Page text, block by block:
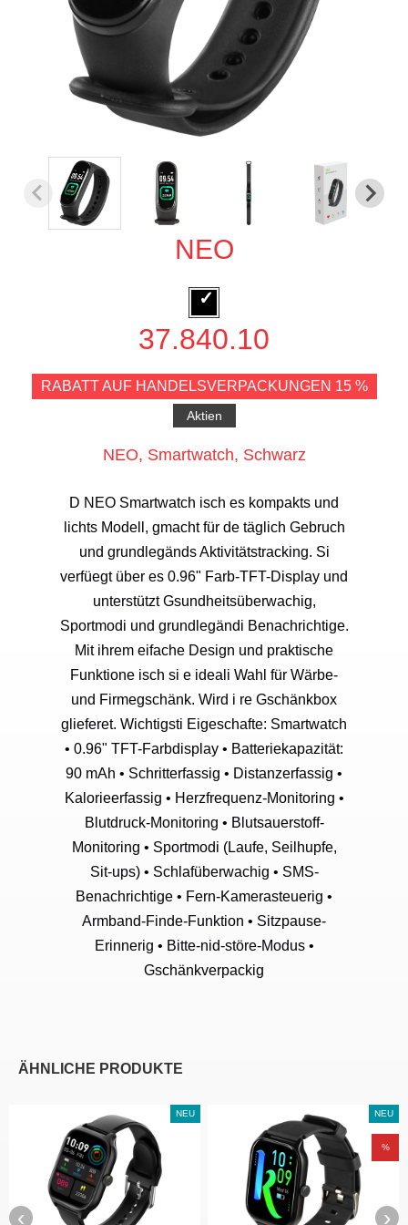
NEO
37.840.10
RABATT AUF HANDELSVERPACKUNGEN 15 %
Aktien
NEO, Smartwatch, Schwarz
D NEO Smartwatch isch es kompakts und
lichts Modell, gmacht für de täglich Gebruch
und grundlegänds Aktivitätstracking. Si
verfüegt über es 0.96" Farb-TFT-Display und
unterstützt Gsundheitsüberwachig,
Sportmodi und grundlegändi Benachrichtige.
Mit ihrem eifache Design und praktische
Funktione isch si e ideali Wahl für Wärbe-
und Firmegschänk. Wird i re Gschänkbox
glieferet. Wichtigsti Eigeschafte: Smartwatch
• 0.96" TFT-Farbdisplay • Batteriekapazität:
90 mAh • Schritterfassig • Distanzerfassig •
Kalorieerfassig • Herzfrequenz-Monitoring •
Blutdruck-Monitoring • Blutsauerstoff-
Monitoring • Sportmodi (Laufe, Seilhupfe,
Sit-ups) • Schlafüberwachig • SMS-
Benachrichtige • Fern-Kamerasteuerig •
Armband-Finde-Funktion • Sitzpause-
Erinnerig • Bitte-nid-störe-Modus •
Gschänkverpackig
ÄHNLICHE PRODUKTE
NEU NEU
%
‹ ›